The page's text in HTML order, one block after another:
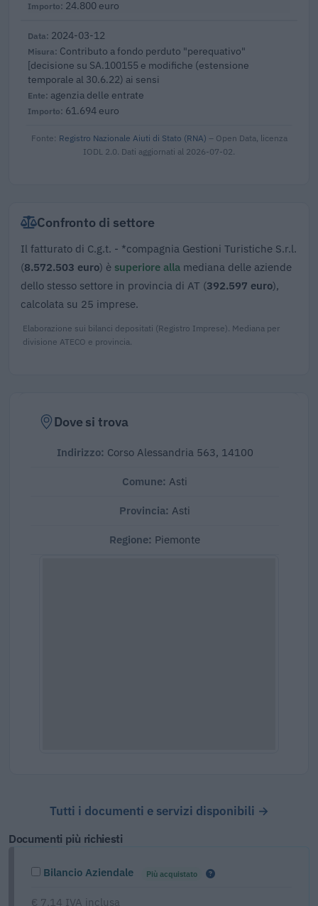
24.800 euro
2024-03-12
Contributo a fondo perduto "perequativo"
[decisione su SA.100155 e modifiche (estensione
temporale al 30.6.22) ai sensi
agenzia delle entrate
61.694 euro
Fonte: Registro Nazionale Aiuti di Stato (RNA) – Open Data, licenza
IODL 2.0. Dati aggiornati al 2026-07-02.
Confronto di settore
Il fatturato di C.g.t. - *compagnia Gestioni Turistiche S.r.l.
(8.572.503 euro) è superiore alla mediana delle aziende
dello stesso settore in provincia di AT (392.597 euro),
calcolata su 25 imprese.
Elaborazione sui bilanci depositati (Registro Imprese). Mediana per
divisione ATECO e provincia.
Dove si trova
Indirizzo: Corso Alessandria 563, 14100
Comune: Asti
Provincia: Asti
Regione: Piemonte
Tutti i documenti e servizi disponibili →
Documenti più richiesti
Bilancio Aziendale Più acquistato
€ 7,14 IVA inclusa